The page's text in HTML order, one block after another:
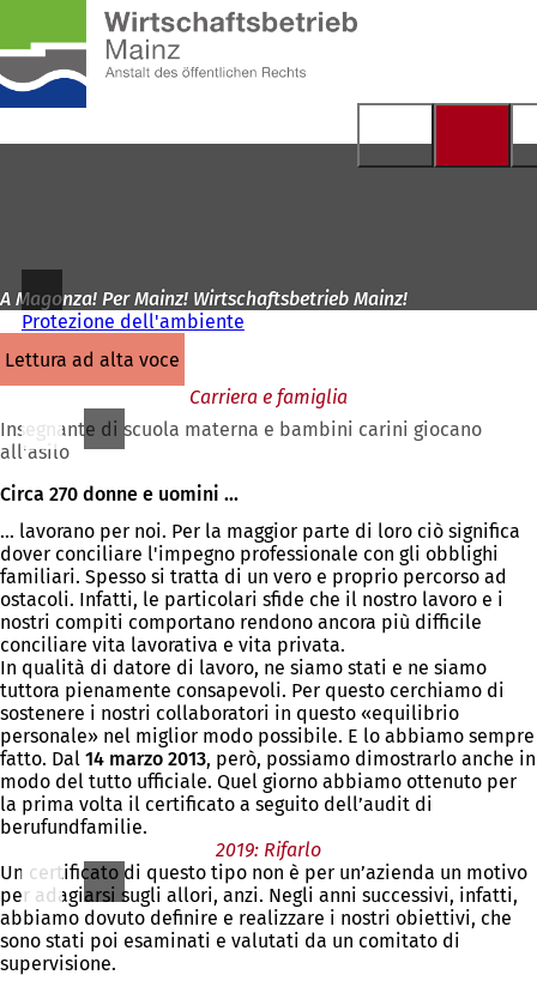
Vai al contenuto
iniziale
A Magonza! Per Mainz! Wirtschaftsbetrieb Mainz!
Protezione dell'ambiente
lettura ad alta voce
Carriera e famiglia
Insegnante di scuola materna e bambini carini giocano
all'asilo
Circa 270 donne e uomini ...
... lavorano per noi. Per la maggior parte di loro ciò significa
dover conciliare l'impegno professionale con gli obblighi
familiari. Spesso si tratta di un vero e proprio percorso ad
ostacoli. Infatti, le particolari sfide che il nostro lavoro e i
nostri compiti comportano rendono ancora più difficile
conciliare vita lavorativa e vita privata.
In qualità di datore di lavoro, ne siamo stati e ne siamo
tuttora pienamente consapevoli. Per questo cerchiamo di
sostenere i nostri collaboratori in questo «equilibrio
personale» nel miglior modo possibile. E lo abbiamo sempre
fatto. Dal 14 marzo 2013, però, possiamo dimostrarlo anche in
modo del tutto ufficiale. Quel giorno abbiamo ottenuto per
la prima volta il certificato a seguito dell’audit di
berufundfamilie.
2019: Rifarlo
Un certificato di questo tipo non è per un’azienda un motivo
per adagiarsi sugli allori, anzi. Negli anni successivi, infatti,
abbiamo dovuto definire e realizzare i nostri obiettivi, che
sono stati poi esaminati e valutati da un comitato di
supervisione.